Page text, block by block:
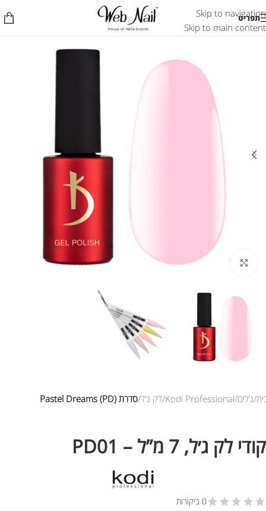
Skip to navigation
Skip to main content
תפריט
לחץ להגדלת התמונה
ג’לים Kodi Professional לק ג'ל סדרת Pastel Dreams (PD)
קודי לק ג׳ל, 7 מ”ל – PD01
0 ביקורות